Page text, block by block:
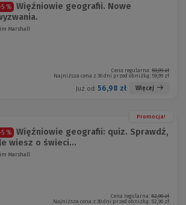
%
Więźniowie geografii. Nowe
Marshall
Cena regularna: 59,99 zł
Najniższa cena z 30 dni przed obniżką: 59,99 zł
Już od: 56,98 zł Więcej
Promocja!
%
Więźniowie geografii: quiz. Sprawdź,
wiesz o świeci...
Marshall
Cena regularna: 52,90 zł
Najniższa cena z 30 dni przed obniżką: 52,90 zł